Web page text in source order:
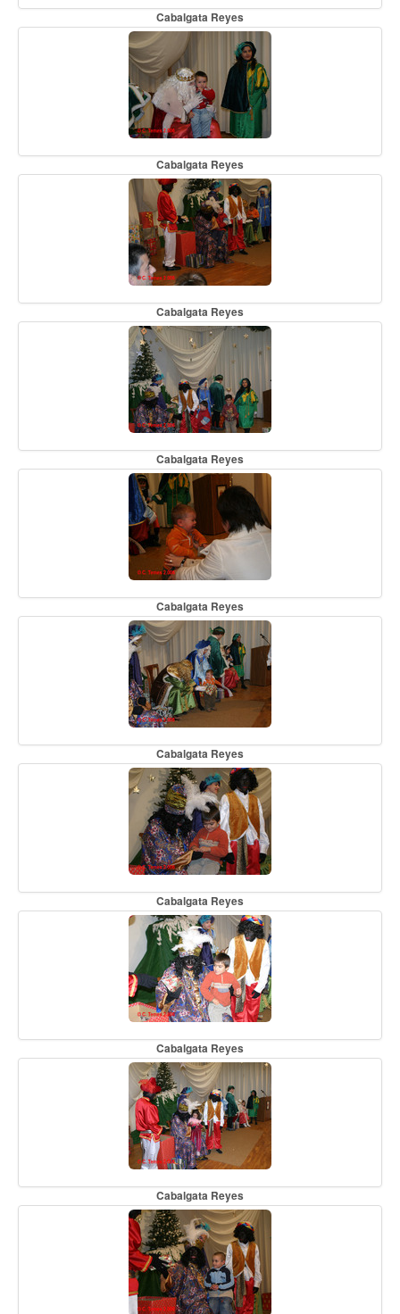
Cabalgata Reyes
Cabalgata Reyes
Cabalgata Reyes
Cabalgata Reyes
Cabalgata Reyes
Cabalgata Reyes
Cabalgata Reyes
Cabalgata Reyes
Cabalgata Reyes